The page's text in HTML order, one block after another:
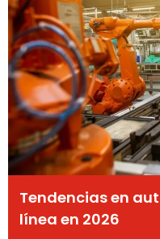
Tendencias en
línea en 2026